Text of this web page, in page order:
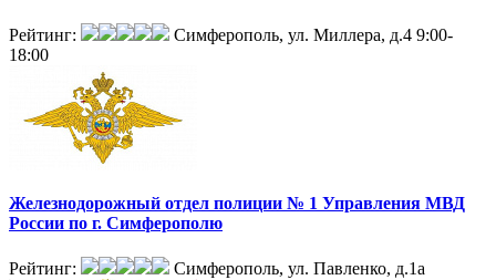
Рейтинг: Симферополь, ул. Миллера, д.4 9:00-
18:00
Железнодорожный отдел полиции № 1 Управления МВД
России по г. Симферополю
Рейтинг: Симферополь, ул. Павленко, д.1а